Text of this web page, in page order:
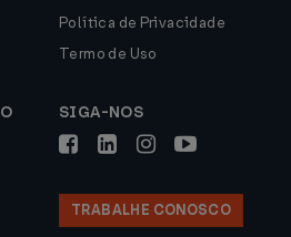
Política de Privacidade
Termo de Uso
SIGA-NOS
TRABALHE CONOSCO